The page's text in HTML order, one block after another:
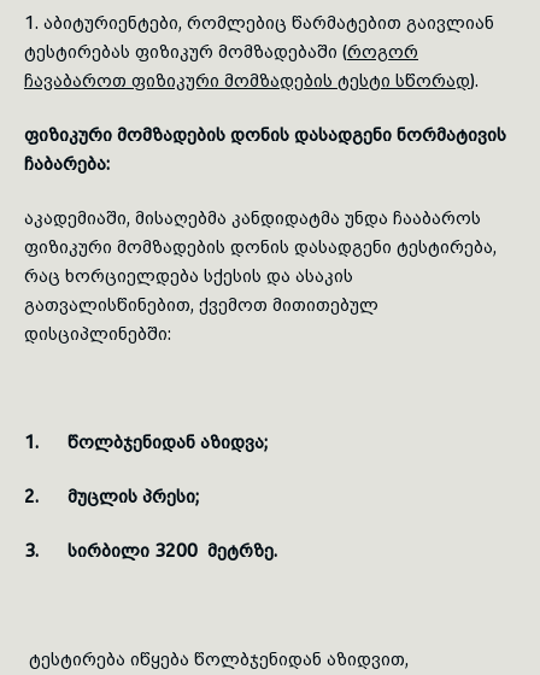
1. აბიტურიენტები, რომლებიც წარმატებით გაივლიან
ტესტირებას ფიზიკურ მომზადებაში (როგორ
ჩავაბაროთ ფიზიკური მომზადების ტესტი სწორად).
ფიზიკური მომზადების დონის დასადგენი ნორმატივის
ჩაბარება:
აკადემიაში, მისაღებმა კანდიდატმა უნდა ჩააბაროს
ფიზიკური მომზადების დონის დასადგენი ტესტირება,
რაც ხორციელდება სქესის და ასაკის
გათვალისწინებით, ქვემოთ მითითებულ
დისციპლინებში:
1. წოლბჯენიდან აზიდვა;
2. მუცლის პრესი;
3. სირბილი 3200 მეტრზე.
ტესტირება იწყება წოლბჯენიდან აზიდვით,